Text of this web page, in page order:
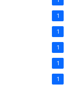
1
1
1
1
1